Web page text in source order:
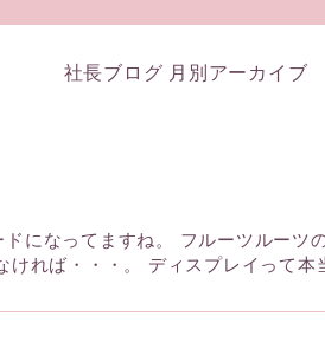
社長ブログ 月別アーカイブ
になってますね。 フルーツルーツ
れば・・・。 ディスプレイって本